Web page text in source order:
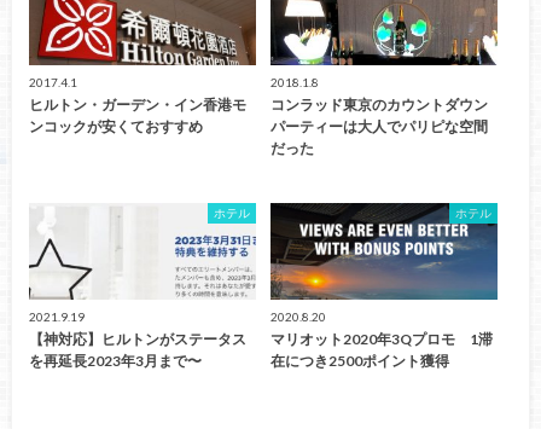
2017.4.1
ヒルトン・ガーデン・イン香港モ
ンコックが安くておすすめ
2018.1.8
コンラッド東京のカウントダウン
パーティーは大人でパリピな空間
だった
ホテル
2021.9.19
【神対応】ヒルトンがステータス
を再延長2023年3月まで〜
ホテル
2020.8.20
マリオット2020年3Qプロモ 1滞
在につき2500ポイント獲得